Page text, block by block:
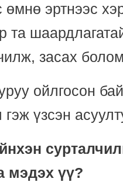
эртнээс
та
засах
байж
гэж үзсэн
мэдэх үү?